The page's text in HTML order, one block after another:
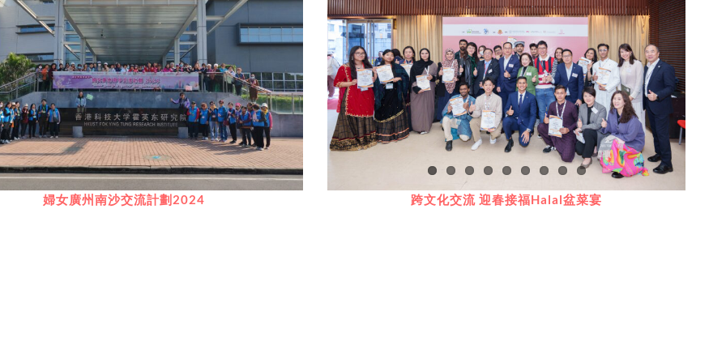
婦女廣州南沙交流計劃2024 跨文化交流 迎春接福Halal盆菜宴